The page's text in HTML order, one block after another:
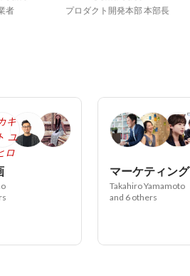
者 プロダクト開発本部 本部長
マーケティング
Takahiro Yamamoto
and 6 others